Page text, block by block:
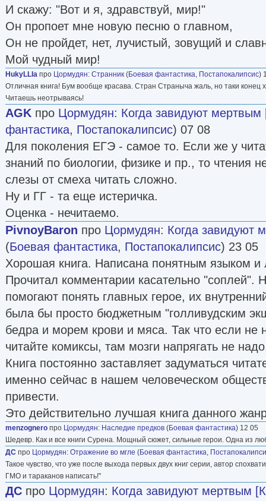
И скажу: "Вот и я, здравствуй, мир!"
Он пропоет мне новую песню о главном,
Он не пройдет, нет, лучистый, зовущий и
Мой чудный мир!
HukyLLIa про Цормудян: Странник (Боевая фантастика, Постапокалипсис)
Отличная книга! Бум вообще красава. Стран Страныча жаль, но таки конец
Читаешь неотрываясь!
AGK про Цормудян: Когда завидуют мертвым
фантастика, Постапокалипсис) 07 08
Для поколения ЕГЭ - самое то. Если же у
знаний по биологии, физике и пр., то чтения
слезы от смеха читать сложно.
Ну и ГГ - та еще истеричка.
Оценка - нечитаемо.
PivnoyBaron про Цормудян: Когда завидуют
(Боевая фантастика, Постапокалипсис) 23 05
Хорошая книга. Написана понятным языком и
Прочитал комментарии касательно "соплей".
помогают понять главных герое, их
была бы просто бюджетным "голливудским
бедра и морем крови и мяса. Так что если не
читайте комиксы, там мозги напрягать не
Книга постоянно заставляет задуматься
именно сейчас в нашем человеческом
привести.
Это действительно лучшая книга данного
menzognero про Цормудян: Наследие предков (Боевая фантастика) 12 05
Шедевр. Как и все книги Сурена. Мощный сюжет, сильные герои. Одна из
ДС про Цормудян: Отражение во мгле (Боевая фантастика,
Такое чувство, что уже после выхода первых двух книг серии, автор
ГМО и тараканов написать!"
ДС про Цормудян: Когда завидуют мертвым